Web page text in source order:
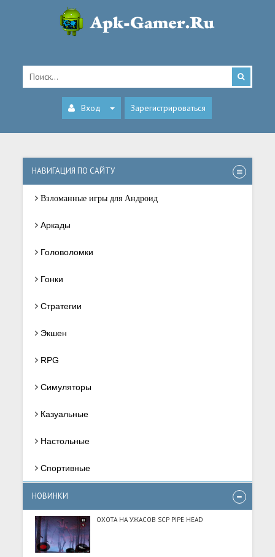
Вход Зарегистрироваться
НАВИГАЦИЯ ПО САЙТУ
Взломанные игры для Андроид
Аркады
Головоломки
Гонки
Стратегии
Экшен
RPG
Симуляторы
Казуальные
Настольные
Спортивные
НОВИНКИ
ОХОТА НА УЖАСОВ SCP PIPE HEAD